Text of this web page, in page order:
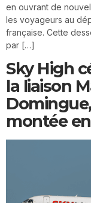
en ouvrant de
les voyageurs au
française. Cette
par […]
Sky High
la liaison
montée